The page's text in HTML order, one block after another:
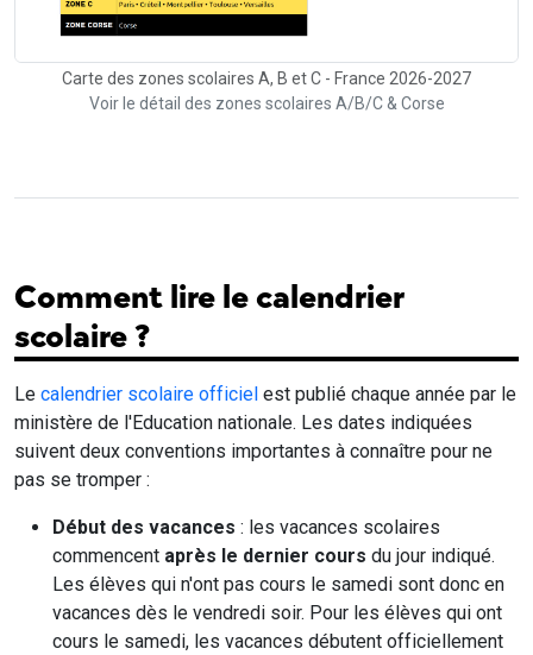
Carte des zones scolaires A, B et C - France 2026-2027
Voir le détail des zones scolaires A/B/C & Corse
Comment lire le calendrier
scolaire ?
Le calendrier scolaire officiel est publié chaque année par le
ministère de l'Education nationale. Les dates indiquées
suivent deux conventions importantes à connaître pour ne
pas se tromper :
Début des vacances : les vacances scolaires
commencent après le dernier cours du jour indiqué.
Les élèves qui n'ont pas cours le samedi sont donc en
vacances dès le vendredi soir. Pour les élèves qui ont
cours le samedi, les vacances débutent officiellement